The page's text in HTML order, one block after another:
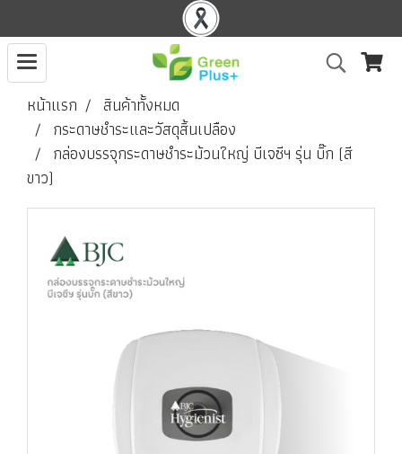
หน้าแรก
สินค้าทั้งหมด
กระดาษชำระและวัสดุสิ้นเปลือง
กล่องบรรจุกระดาษชำระม้วนใหญ่ บีเจซีฯ รุ่น บิ๊ก (สี
ขาว)